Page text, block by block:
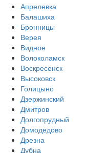
Апрелевка
Балашиха
Бронницы
Верея
Видное
Волоколамск
Воскресенск
Высоковск
Голицыно
Дзержинский
Дмитров
Долгопрудный
Домодедово
Дрезна
Дубна